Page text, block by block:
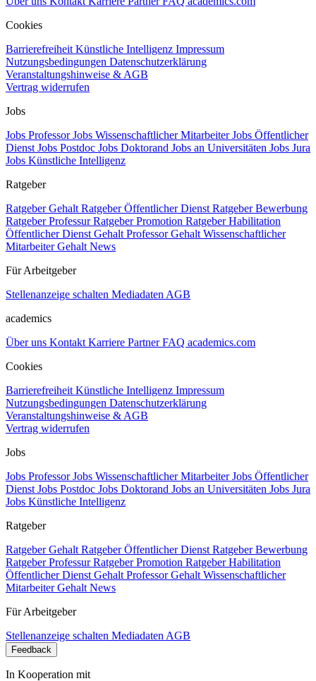
Cookies
Barrierefreiheit Künstliche Intelligenz Impressum
Nutzungsbedingungen Datenschutzerklärung
Veranstaltungshinweise & AGB
Vertrag widerrufen
Jobs
Jobs ProfessorJobs Wissenschaftlicher MitarbeiterJobs Öffentlicher
Dienst Jobs Postdoc Jobs Doktorand Jobs an Universitäten Jobs Jura
Jobs Künstliche Intelligenz
Ratgeber
Ratgeber Gehalt Ratgeber Öffentlicher Dienst Ratgeber Bewerbung
Ratgeber ProfessurRatgeber Promotion Ratgeber Habilitation
Öffentlicher Dienst Gehalt Professor Gehalt Wissenschaftlicher
Mitarbeiter Gehalt News
Für Arbeitgeber
Stellenanzeige schalten Mediadaten AGB
academics
Über uns Kontakt Karriere PartnerFAQ academics.com
Cookies
Barrierefreiheit Künstliche Intelligenz Impressum
Nutzungsbedingungen Datenschutzerklärung
Veranstaltungshinweise & AGB
Vertrag widerrufen
Jobs
Jobs ProfessorJobs Wissenschaftlicher MitarbeiterJobs Öffentlicher
Dienst Jobs Postdoc Jobs Doktorand Jobs an Universitäten Jobs Jura
Jobs Künstliche Intelligenz
Ratgeber
Ratgeber Gehalt Ratgeber Öffentlicher Dienst Ratgeber Bewerbung
Ratgeber ProfessurRatgeber Promotion Ratgeber Habilitation
Öffentlicher Dienst Gehalt Professor Gehalt Wissenschaftlicher
Mitarbeiter Gehalt News
Für Arbeitgeber
Stellenanzeige schalten Mediadaten AGB
Feedback
In Kooperation mit